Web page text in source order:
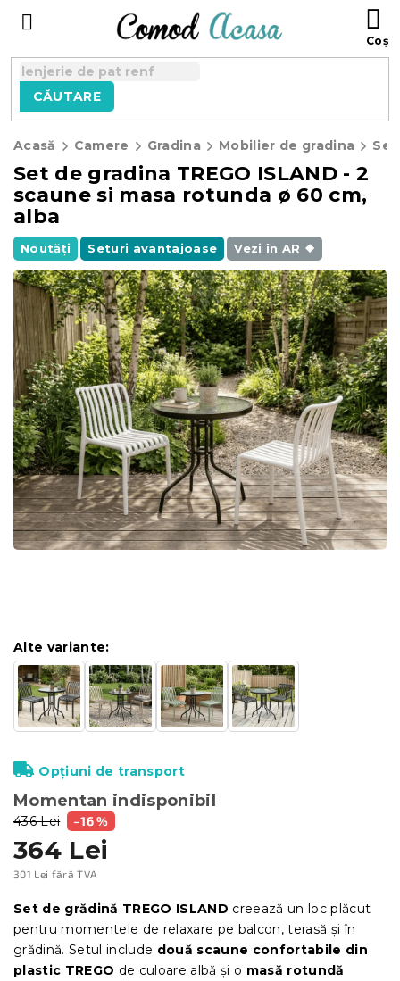
CĂUTARE
Acasă Camere Gradina Mobilier de gradina
Set de gradina TREGO ISLAND - 2
scaune si masa rotunda ø 60 cm,
alba
Noutăți Seturi avantajoase Vezi în AR ❖
436 Lei –16 %
364 Lei
301 Lei fără TVA
preţ:
Momentan indisponibil
Alte variante:
Opțiuni de transport
Set de grădină TREGO ISLAND creează un loc plăcut
pentru momentele de relaxare pe balcon, terasă și în
grădină. Setul include două scaune confortabile din
plastic TREGO de culoare albă și o masă rotundă